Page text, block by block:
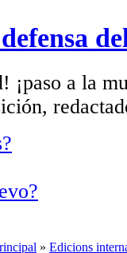
¡paso a la
» Edicions